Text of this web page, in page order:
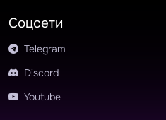
Соцсети
Telegram
Discord
Youtube